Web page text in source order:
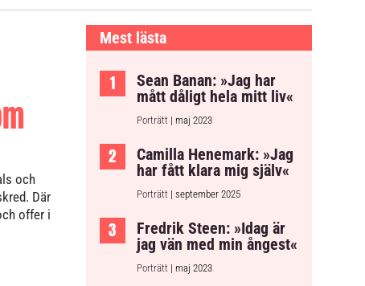
och
Där
offer i
Mest lästa
Sean Banan: »Jag har
mått dåligt hela mitt liv«
Porträtt| maj 2023
Camilla Henemark: »Jag
har fått klara mig själv«
Porträtt| september 2025
Fredrik Steen: »Idag är
jag vän med min ångest«
Porträtt| maj 2023